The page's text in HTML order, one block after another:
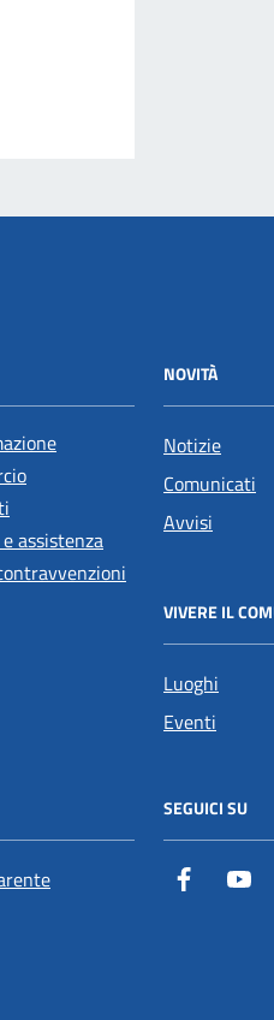
assistenza
NOVITÀ
Notizie
Comunicati
Avvisi
VIVERE IL
Luoghi
Eventi
SEGUICI SU
Facebook